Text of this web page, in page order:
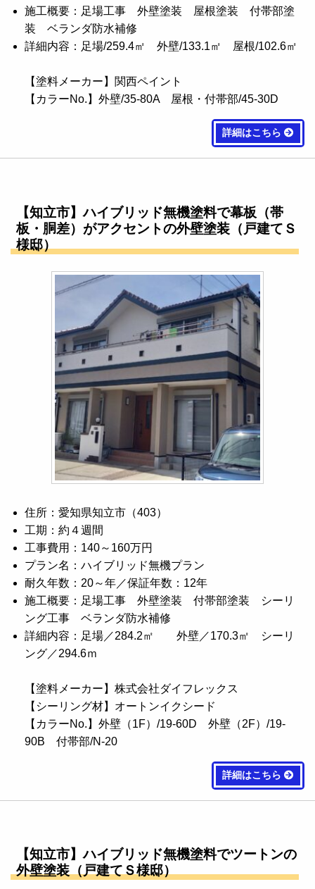
施工概要：足場工事 外壁塗装 屋根塗装 付帯部塗
装 ベランダ防水補修
詳細内容：足場/259.4㎡ 外壁/133.1㎡ 屋根/102.6㎡
【塗料メーカー】関西ペイント
【カラーNo.】外壁/35-80A 屋根・付帯部/45-30D
詳細はこちら
【知立市】ハイブリッド無機塗料で幕板（帯
板・胴差）がアクセントの外壁塗装（戸建てＳ
様邸）
住所：愛知県知立市（403）
工期：約４週間
工事費用：140～160万円
プラン名：ハイブリッド無機プラン
耐久年数：20～年／保証年数：12年
施工概要：足場工事 外壁塗装 付帯部塗装 シーリ
ング工事 ベランダ防水補修
詳細内容：足場／284.2㎡ 外壁／170.3㎡ シーリ
ング／294.6ｍ
【塗料メーカー】株式会社ダイフレックス
【シーリング材】オートンイクシード
【カラーNo.】外壁（1F）/19-60D 外壁（2F）/19-
90B 付帯部/N-20
詳細はこちら
【知立市】ハイブリッド無機塗料でツートンの
外壁塗装（戸建てＳ様邸）